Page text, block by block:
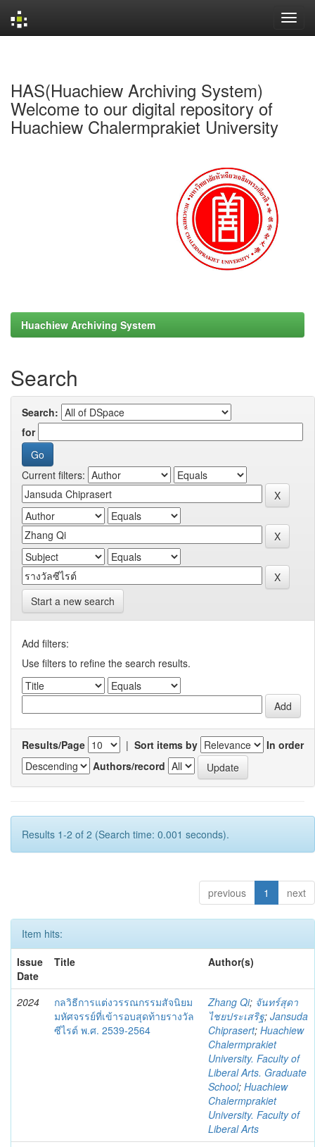
HAS(Huachiew Archiving System)
Welcome to our digital repository of
Huachiew Chalermprakiet University
Huachiew Archiving System
Search
Search:
for
Current filters:
Start a new search
Add filters:
Use filters to refine the search results.
Results/Page | Sort items by
In order
Authors/record
Results 1-2 of 2 (Search time: 0.001 seconds).
previous 1 next
Item hits:
Issue
Date
Title Author(s)
2024
กลวิธีการแต่งวรรณกรรมสัจนิยม
มหัศจรรย์ที่เข้ารอบสุดท้ายรางวัล
ซีไรต์ พ.ศ. 2539-2564
Zhang Qi; จันทร์สุดา
ไชยประเสริฐ; Jansuda
Chiprasert; Huachiew
Chalermprakiet
University. Faculty of
Liberal Arts. Graduate
School; Huachiew
Chalermprakiet
University. Faculty of
Liberal Arts